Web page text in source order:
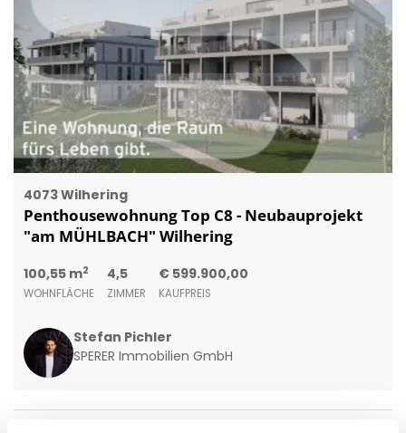
4073 Wilhering
Penthousewohnung Top C8 - Neubauprojekt
"am MÜHLBACH" Wilhering
100,55 m2
WOHNFLÄCHE
4,5
ZIMMER
€ 599.900,00
KAUFPREIS
Stefan Pichler
SPERER Immobilien GmbH